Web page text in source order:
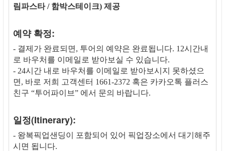
림파스타 / 함박스테이크) 제공
예약 확정:
- 결제가 완료되면, 투어의 예약은 완료됩니다. 12시간내
로 바우처를 이메일로 받아보실 수 있습니다.
- 24시간 내로 바우처를 이메일로 받아보시지 못하셨으
면, 바로 저희 고객센터 1661-2372 혹은 카카오톡 플러스
친구 “투어파이브” 에서 문의 바랍니다.
일정(Itinerary):
- 왕복픽업샌딩이 포함되어 있어 픽업장소에서 대기해주
시면 됩니다.